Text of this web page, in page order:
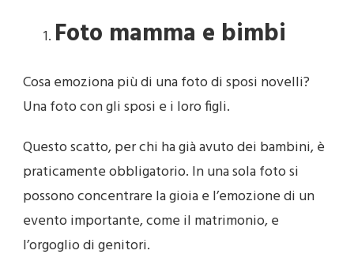
Foto mamma e bimbi
Cosa emoziona più di una foto di sposi novelli?
Una foto con gli sposi e i loro figli.
Questo scatto, per chi ha già avuto dei bambini, è
praticamente obbligatorio. In una sola foto si
possono concentrare la gioia e l’emozione di un
evento importante, come il matrimonio, e
l’orgoglio di genitori.